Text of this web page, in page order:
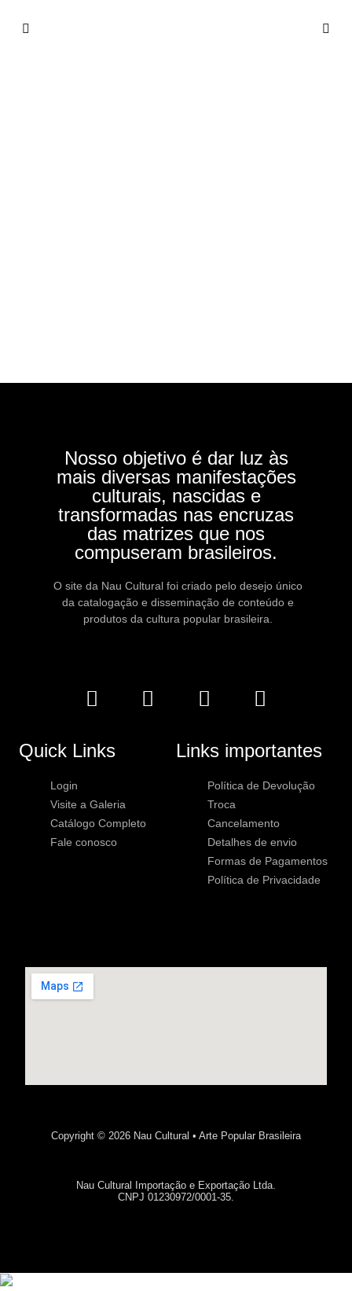
Nosso objetivo é dar luz às
mais diversas manifestações
culturais, nascidas e
transformadas nas encruzas
das matrizes que nos
compuseram brasileiros.
O site da Nau Cultural foi criado pelo desejo único
da catalogação e disseminação de conteúdo e
produtos da cultura popular brasileira.
Quick Links
Login
Visite a Galeria
Catálogo Completo
Fale conosco
Links importantes
Política de Devolução
Troca
Cancelamento
Detalhes de envio
Formas de Pagamentos
Política de Privacidade
Copyright © 2026 Nau Cultural • Arte Popular Brasileira
Nau Cultural Importação e Exportação Ltda.
CNPJ 01230972/0001-35.